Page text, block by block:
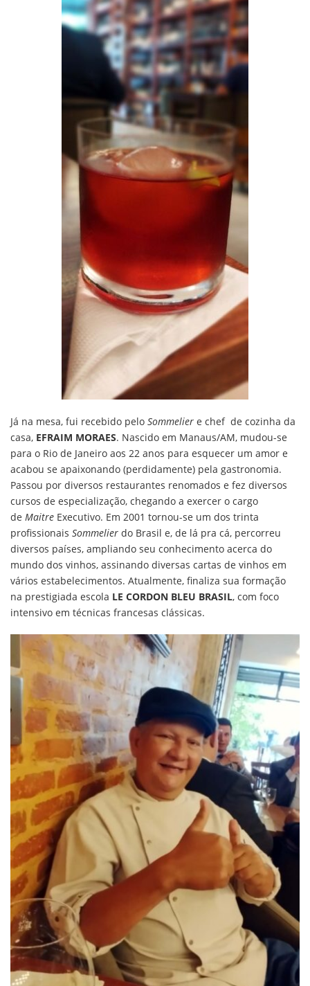
Já na mesa, fui recebido pelo Sommelier e chef de cozinha da
casa, EFRAIM MORAES. Nascido em Manaus/AM, mudou-se
para o Rio de Janeiro aos 22 anos para esquecer um amor e
acabou se apaixonando (perdidamente) pela gastronomia.
Passou por diversos restaurantes renomados e fez diversos
cursos de especialização, chegando a exercer o cargo
de Maitre Executivo. Em 2001 tornou-se um dos trinta
profissionais Sommelier do Brasil e, de lá pra cá, percorreu
diversos países, ampliando seu conhecimento acerca do
mundo dos vinhos, assinando diversas cartas de vinhos em
vários estabelecimentos. Atualmente, finaliza sua formação
na prestigiada escola LE CORDON BLEU BRASIL, com foco
intensivo em técnicas francesas clássicas.